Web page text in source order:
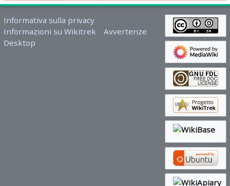
Informativa sulla privacy
Informazioni su Wikitrek
Avvertenze
Desktop